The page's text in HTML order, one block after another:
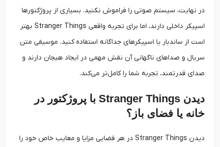
در نهایت، سیستم صوتی را فراموش نکنید. بسیاری از پروژکتورها
اسپیکر داخلی دارند، اما برای تجربه واقعی Stranger Things بهتر
است از ساندبار یا اسپیکرهای جداگانه استفاده کنید. موسیقی متن
سریال و صداهای ناگهانی آن نقش مهمی در ایجاد هیجان دارند و
صدای قدرتمند، تجربه شما را کامل‌تر می‌کند.
دیدن Stranger Things با پروژکتور در
خانه یا فضای باز؟
دیدن Stranger Things در هر فضایی مزایا و معایب خاص خود را